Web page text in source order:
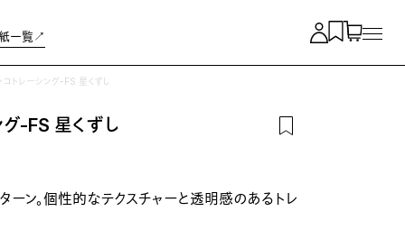
一覧↗︎
コトレーシング-FS 星くずし
グ-FS 星くずし
ン。個性的なテクスチャーと透明感のあるトレ